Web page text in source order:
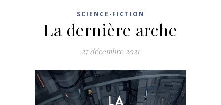
SCIENCE-FICTION
La dernière arche
27 décembre 2021